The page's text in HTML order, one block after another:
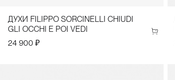
ДУХИ FILIPPO SORCINELLI CHIUDI
GLI OCCHI E POI VEDI
24 900 ₽